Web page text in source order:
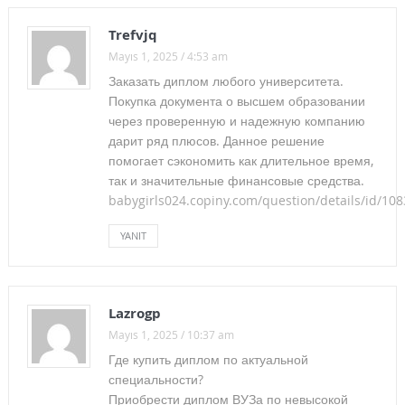
Çalıştayı”nda Paylaştık!
AKM’NİN ORADA NE OLUYOR?
MERKEZ YÜRÜTME KURULUMUZ ÇANKAYA
BELEDİYESİ’NDE SAYIN ALPER TAŞDELEN’İ ZİYARET ETTİ
Berkin’in Ekmeğine ve Umuduna Sahip Çıkmaya Devam
8 Mart Dünya Emekçi Kadınlar Günü
İNSANCA BİR YAŞAM İÇİN GREVLİ TOPLU SÖZLEŞME!
2014 YILI 2. DÖNEM KÜLTÜR SANAT-SEN ile DT ARASINDA
Trefvjq
Mayıs 1, 2025 / 4:53 am
Заказать диплом любого университета.
Покупка документа о высшем образовании
через проверенную и надежную компанию
дарит ряд плюсов. Данное решение
помогает сэкономить как длительное время,
так и значительные финансовые средства.
babygirls024.copiny.com/question/details/id/
YANIT
Lazrogp
Mayıs 1, 2025 / 10:37 am
Где купить диплом по актуальной
специальности?
Приобрести диплом ВУЗа по невысокой